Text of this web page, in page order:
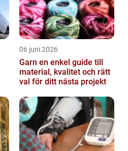
06 juni 2026
Garn en enkel guide till
material, kvalitet och rätt
val för ditt nästa projekt